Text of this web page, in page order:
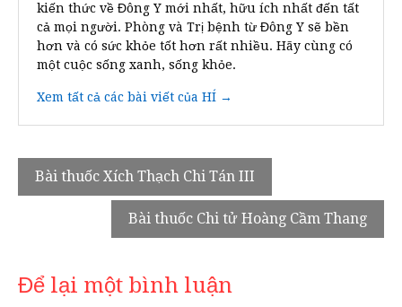
kiến thức về Đông Y mới nhất, hữu ích nhất đến tất
cả mọi người. Phòng và Trị bệnh từ Đông Y sẽ bền
hơn và có sức khỏe tốt hơn rất nhiều. Hãy cùng có
một cuộc sống xanh, sống khỏe.
Xem tất cả các bài viết của HÍ →
Điều
hướng
Bài thuốc Xích Thạch Chi Tán III
Bài thuốc Chi tử Hoàng Cầm Thang
Để lại một bình luận